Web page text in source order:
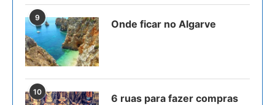
9
Onde ficar no Algarve
10
6 ruas para fazer compras